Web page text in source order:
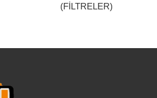
(FİLTRELER)